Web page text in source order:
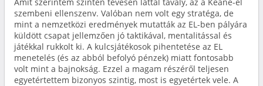
szembeni ellenszenv. Valóban nem volt egy stratéga, de
mint a nemzetközi eredmények mutatták az EL-ben pályára
küldött csapat jellemzően jó taktikával, mentalitással és
játékkal rukkolt ki. A kulcsjátékosok pihentetése az EL
menetelés (és az abból befolyó pénzek) miatt fontosabb
volt mint a bajnokság. Ezzel a magam részéről teljesen
egyetértettem bizonyos szintig, most is egyetértek vele. A